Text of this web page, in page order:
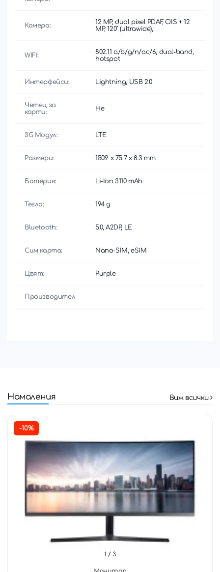
Камера:
12 MP, dual pixel PDAF, OIS + 12
MP, 120˚ (ultrawide),
WIFI:
802.11 a/b/g/n/ac/6, dual-band,
hotspot
Интерфейси: Lightning, USB 2.0
Четец за
карти:
Не
3G Модул: LTE
Размери: 150.9 x 75.7 x 8.3 mm
Батерия: Li-Ion 3110 mAh
Тегло: 194 g
Bluetooth: 5.0, A2DP, LE
Сим карта: Nano-SIM, eSIM
Цвят: Purple
Производител
Намаления Виж всички
-10%
1 / 3